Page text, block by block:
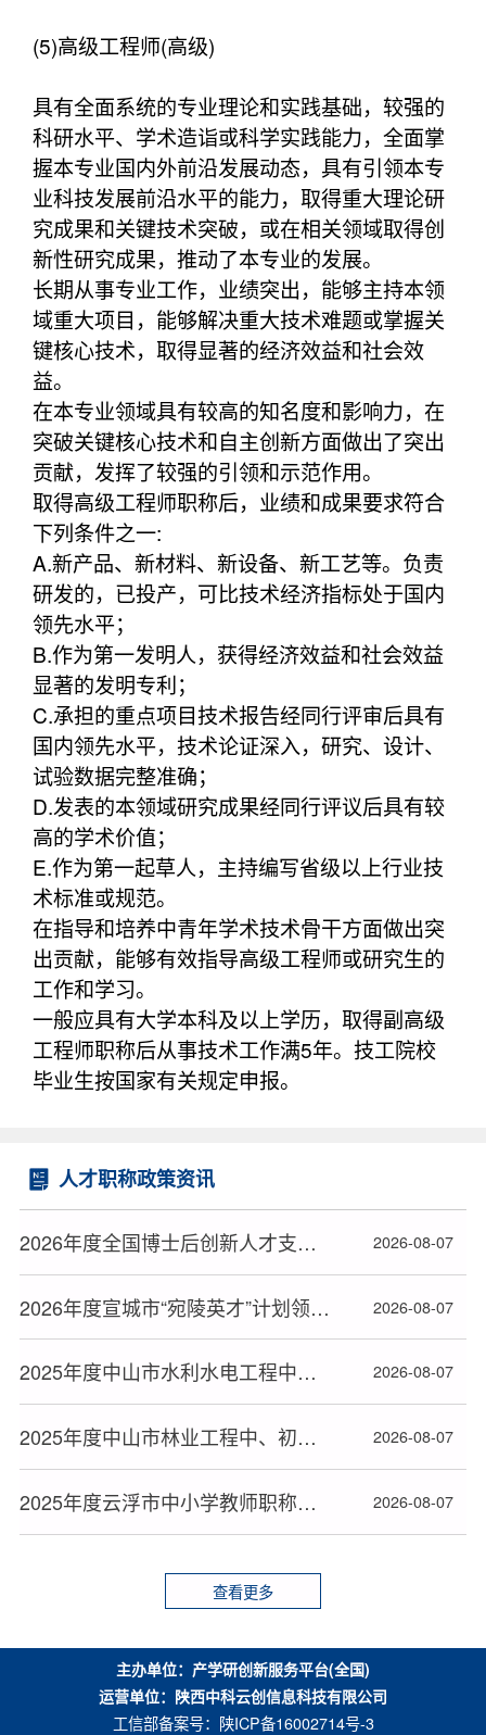
(5)高级工程师(高级)
具有全面系统的专业理论和实践基础，较强的
科研水平、学术造诣或科学实践能力，全面掌
握本专业国内外前沿发展动态，具有引领本专
业科技发展前沿水平的能力，取得重大理论研
究成果和关键技术突破，或在相关领域取得创
新性研究成果，推动了本专业的发展。
长期从事专业工作，业绩突出，能够主持本领
域重大项目，能够解决重大技术难题或掌握关
键核心技术，取得显著的经济效益和社会效
益。
在本专业领域具有较高的知名度和影响力，在
突破关键核心技术和自主创新方面做出了突出
贡献，发挥了较强的引领和示范作用。
取得高级工程师职称后，业绩和成果要求符合
下列条件之一:
A.新产品、新材料、新设备、新工艺等。负责
研发的，已投产，可比技术经济指标处于国内
领先水平；
B.作为第一发明人，获得经济效益和社会效益
显著的发明专利；
C.承担的重点项目技术报告经同行评审后具有
国内领先水平，技术论证深入，研究、设计、
试验数据完整准确；
D.发表的本领域研究成果经同行评议后具有较
高的学术价值；
E.作为第一起草人，主持编写省级以上行业技
术标准或规范。
在指导和培养中青年学术技术骨干方面做出突
出贡献，能够有效指导高级工程师或研究生的
工作和学习。
一般应具有大学本科及以上学历，取得副高级
工程师职称后从事技术工作满5年。技工院校
毕业生按国家有关规定申报。
人才职称政策资讯
2026年度全国博士后创新人才支持计划获选人员名单公布 2026-08-07
2026年度宣城市“宛陵英才”计划领军项目教育人才拟入选人员名单公布 2026-08-07
2025年度中山市水利水电工程中、初级职称评审（认定）通过人员名单公布 2026-08-07
2025年度中山市林业工程中、初级职称评审（认定）通过人员名单公布 2026-08-07
2025年度云浮市中小学教师职称评审、认定通过人员名单公布 2026-08-07
查看更多
主办单位：产学研创新服务平台(全国)
运营单位：陕西中科云创信息科技有限公司
工信部备案号： 陕ICP备16002714号-3